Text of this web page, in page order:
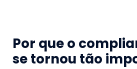
Por que o
se tornou tão